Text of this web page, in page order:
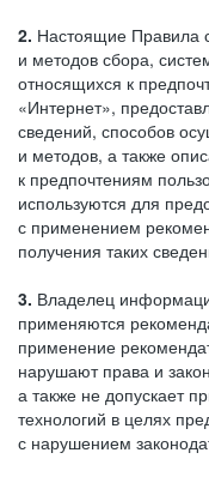
2. Настоящие Правила
и методов сбора,
относящихся к
«Интернет»,
сведений, способов
и методов, а также
к предпочтениям
используются для
с применением
получения таких
3. Владелец
применяются
применение
нарушают права и
а также не допускает
технологий в целях
с нарушением